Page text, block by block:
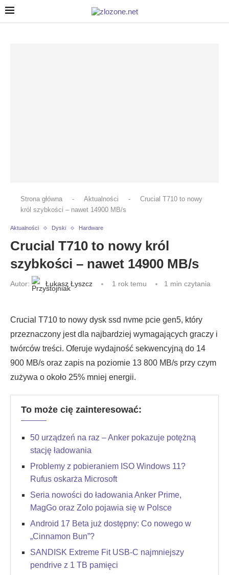
Strona główna - Aktualności -
Crucial T710 to nowy
król szybkości – nawet 14900 MB/s
Aktualności Dyski Hardware
Crucial T710 to nowy król
szybkości – nawet 14900 MB/s
Autor: Łukasz Łyszcz 1 rok temu 1 min czytania
Crucial T710 to nowy dysk ssd nvme pcie gen5, który
przeznaczony jest dla najbardziej wymagających graczy i
twórców treści. Oferuje wydajność sekwencyjną do 14
900 MB/s oraz zapis na poziomie 13 800 MB/s przy czym
zużywa o około 25% mniej energii.
To może cię zainteresować:
50 urządzeń na raz – Anker pokazuje potężną
stację ładowania
Problemy z pobieraniem ISO Windows 11?
Rufus oskarża Microsoft
Seria nowości do ładowania Anker Prime,
MagGo oraz Zolo pojawia się w Polsce
Android 17 Beta już dostępny: Co nowego w
„Cinnamon Bun”?
SANDISK Extreme Fit USB-C najmniejszy
pendrive z 1 TB pamięci